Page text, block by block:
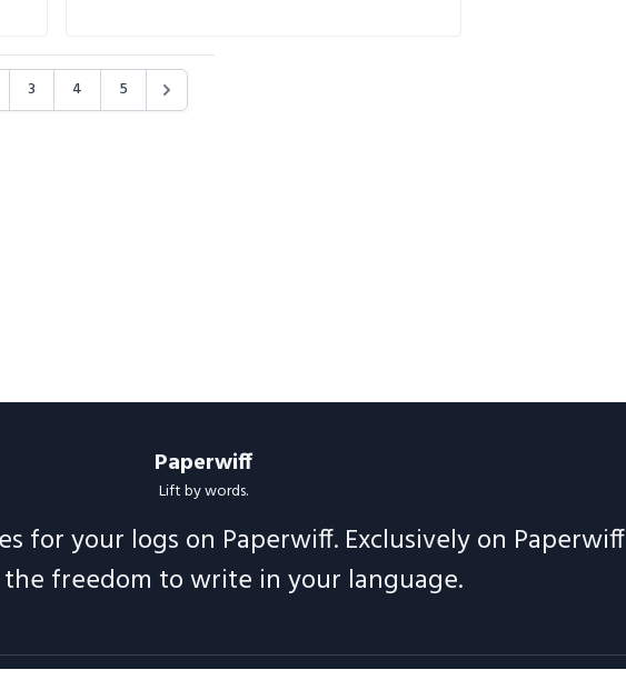
3 4 5
Paperwiff
Lift by words.
for your logs on Paperwiff. Exclusively on Paperwiff
freedom to write in your language.